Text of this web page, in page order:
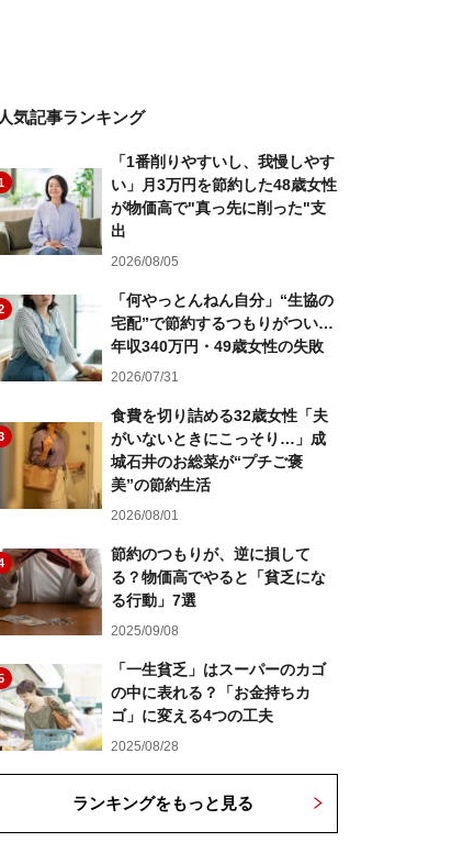
人気記事ランキング
「1番削りやすいし、我慢しやす
い」月3万円を節約した48歳女性
が物価高で"真っ先に削った"支
出
2026/08/05
「何やっとんねん自分」“生協の
宅配”で節約するつもりがつい…
年収340万円・49歳女性の失敗
2026/07/31
食費を切り詰める32歳女性「夫
がいないときにこっそり…」成
城石井のお総菜が“プチご褒
美”の節約生活
2026/08/01
節約のつもりが、逆に損して
る？物価高でやると「貧乏にな
る行動」7選
2025/09/08
「一生貧乏」はスーパーのカゴ
の中に表れる？「お金持ちカ
ゴ」に変える4つの工夫
2025/08/28
ランキングをもっと見る